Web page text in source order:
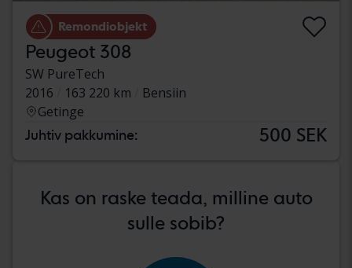
Remondiobjekt
Peugeot 308
SW PureTech
2016
163 220 km
Bensiin
Getinge
Juhtiv pakkumine: 500 SEK
Kas on raske teada, milline auto
sulle sobib?